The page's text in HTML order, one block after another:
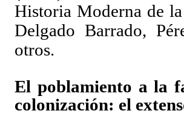
Historia Moderna de
Delgado Barrado,
otros.
El poblamiento a la
colonización: el